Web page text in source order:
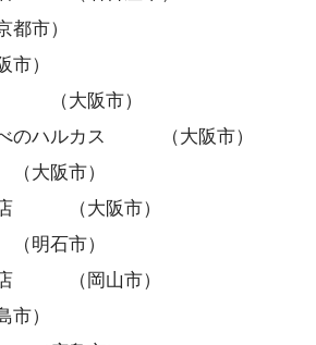
市）
）
（大阪市）
べのハルカス （大阪市）
大阪市）
店 （大阪市）
明石市）
店 （岡山市）
）